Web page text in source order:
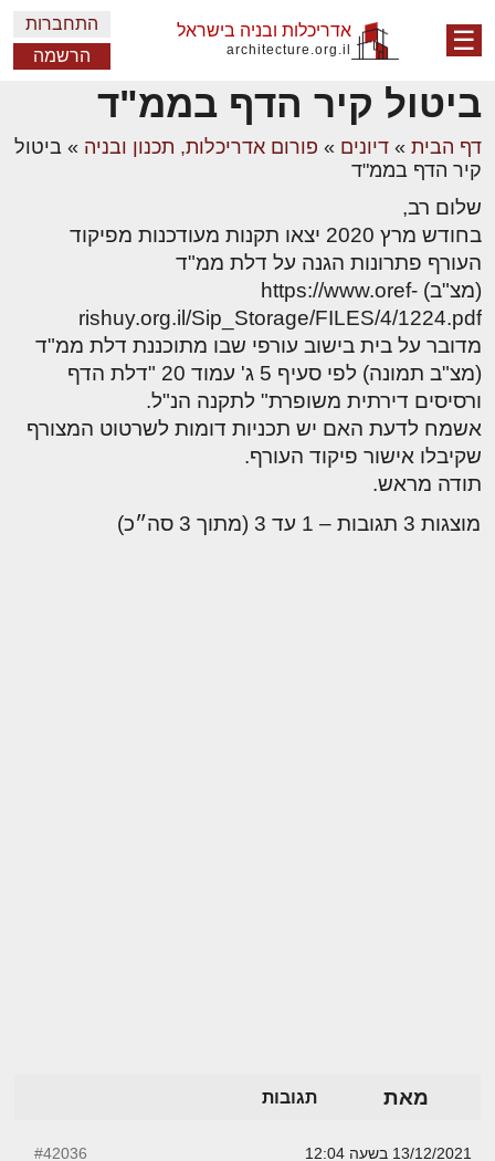
☰ אדריכלות ובניה בישראל
architecture.org.il
התחברות
הרשמה
ביטול קיר הדף בממ"ד
דף הבית » דיונים » פורום אדריכלות, תכנון ובניה » ביטול
קיר הדף בממ"ד
שלום רב,
בחודש מרץ 2020 יצאו תקנות מעודכנות מפיקוד
העורף פתרונות הגנה על דלת ממ"ד
(מצ"ב) https://www.oref-
rishuy.org.il/Sip_Storage/FILES/4/1224.pdf
מדובר על בית בישוב עורפי שבו מתוכננת דלת ממ"ד
(מצ"ב תמונה) לפי סעיף 5 ג' עמוד 20 "דלת הדף
ורסיסים דירתית משופרת" לתקנה הנ"ל.
אשמח לדעת האם יש תכניות דומות לשרטוט המצורף
שקיבלו אישור פיקוד העורף.
תודה מראש.
מוצגות 3 תגובות – 1 עד 3 (מתוך 3 סה״כ)
מאת תגובות
13/12/2021 בשעה 12:04 #42036